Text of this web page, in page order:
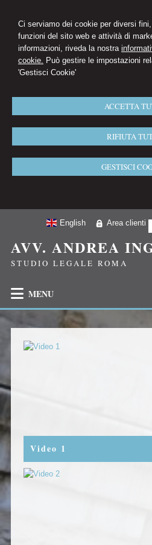
Ci serviamo dei cookie per diversi
funzioni del sito web e attività di
informazioni, riveda la nostra
cookie. Può gestire le impostazioni
'Gestisci Cookie'
ACCETTA
RIFIUTA
GESTISCI
Area clienti
English
AVV. ANDREA
STUDIO LEGALE ROMA
MENU
Video 1